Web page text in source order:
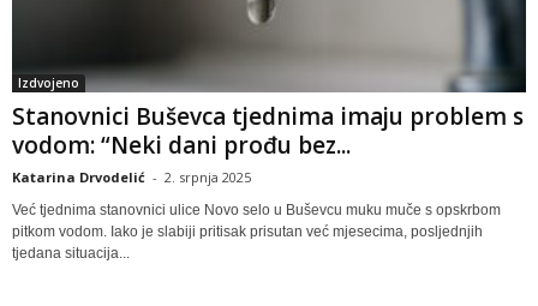
Izdvojeno
Stanovnici Buševca tjednima imaju problem s
vodom: “Neki dani prođu bez...
Katarina Drvodelić - 2. srpnja 2025
Već tjednima stanovnici ulice Novo selo u Buševcu muku muče s opskrbom
pitkom vodom. Iako je slabiji pritisak prisutan već mjesecima, posljednjih
tjedana situacija...